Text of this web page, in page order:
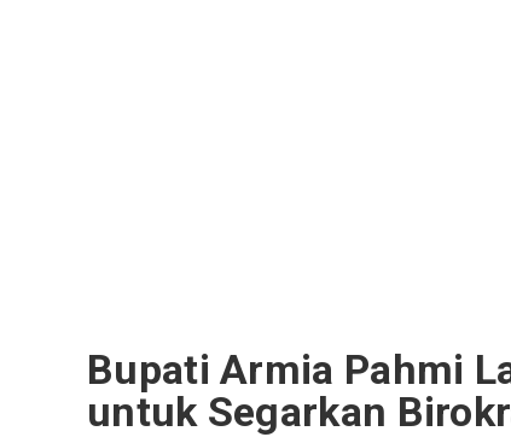
Bupati Armia Pahmi
untuk Segarkan